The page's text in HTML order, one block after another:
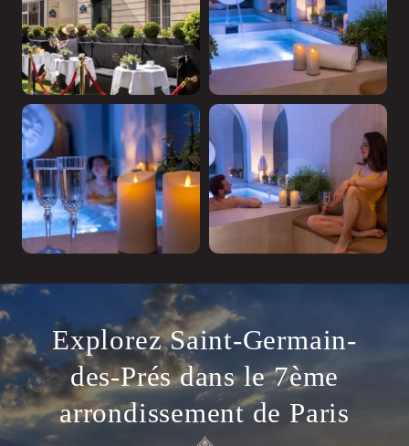
Explorez Saint-Germain-
des-Prés dans le 7ème
arrondissement de Paris